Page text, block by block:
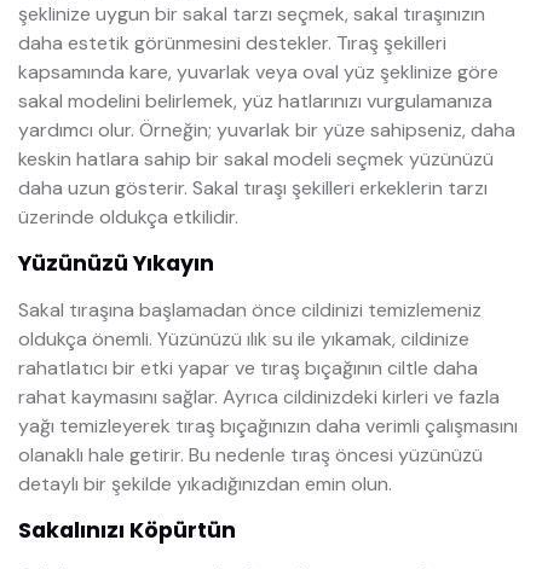
şeklinize uygun bir sakal tarzı seçmek, sakal tıraşınızın
daha estetik görünmesini destekler. Tıraş şekilleri
kapsamında kare, yuvarlak veya oval yüz şeklinize göre
sakal modelini belirlemek, yüz hatlarınızı vurgulamanıza
yardımcı olur. Örneğin; yuvarlak bir yüze sahipseniz, daha
keskin hatlara sahip bir sakal modeli seçmek yüzünüzü
daha uzun gösterir. Sakal tıraşı şekilleri erkeklerin tarzı
üzerinde oldukça etkilidir.
Yüzünüzü Yıkayın
Sakal tıraşına başlamadan önce cildinizi temizlemeniz
oldukça önemli. Yüzünüzü ılık su ile yıkamak, cildinize
rahatlatıcı bir etki yapar ve tıraş bıçağının ciltle daha
rahat kaymasını sağlar. Ayrıca cildinizdeki kirleri ve fazla
yağı temizleyerek tıraş bıçağınızın daha verimli çalışmasını
olanaklı hale getirir. Bu nedenle tıraş öncesi yüzünüzü
detaylı bir şekilde yıkadığınızdan emin olun.
Sakalınızı Köpürtün